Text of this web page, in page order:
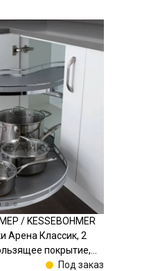
/ KESSEBOHMER
Арена Классик, 2
покрытие,
хром
Под заказ